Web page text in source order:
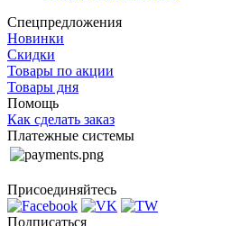
Спецпредложения
Новинки
Скидки
Товары по акции
Товары дня
Помощь
Как сделать заказ
Платежные системы
Присоединяйтесь
Подписаться